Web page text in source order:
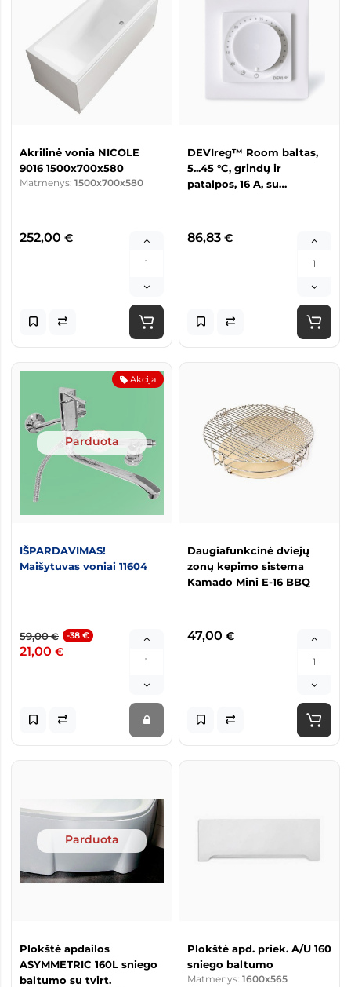
Akrilinė vonia NICOLE
9016 1500x700x580
Matmenys: 1500x700x580
252,00 €
DEVIreg™ Room baltas,
5...45 °C, grindų ir
patalpos, 16 A, su
86,83 €
Akcija
Parduota
IŠPARDAVIMAS!
Maišytuvas voniai 11604
59,00€ -38 €
21,00 €
Daugiafunkcinė dviejų
zonų kepimo sistema
Kamado Mini E-16 BBQ
47,00 €
Parduota
Plokštė apdailos
ASYMMETRIC 160L sniego
baltumo su tvirt.
Plokštė apd. priek. A/U 160
sniego baltumo
Matmenys: 1600x565